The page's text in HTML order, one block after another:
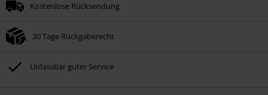
Nach Codeeingabe wird dir der Rabatt automatisch am Ende der Bestellung
Nicht mit anderen Aktionscodes kombinierbar. Von der Reduzierung
Böhse Onkelz, Broilers, Die Ärzte, Die Toten Hosen, Metality, Gutscheine &
Artikel, die einen Spendenbeitrag beinhalten.
Kostenlose Rücksendung
30 Tage Rückgaberecht
Unfassbar guter Service